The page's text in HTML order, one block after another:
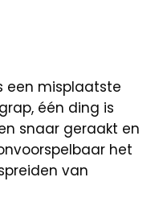
een misplaatste
één ding is
snaar geraakt en
het
van